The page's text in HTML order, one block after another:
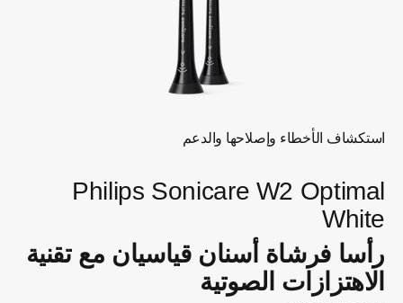
استكشاف الأخطاء وإصلاحها والدعم
Philips Sonicare W2 Optimal
White
رأسا فرشاة أسنان قياسيان مع تقنية
الاهتزازات الصوتية